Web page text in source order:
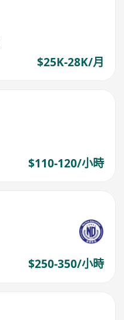
$25K-28K/月
$110-120/小時
$250-350/小時